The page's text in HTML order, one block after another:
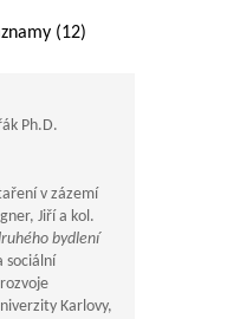
(12)
Ph.D.
v zázemí
Jiří a kol.
bydlení
sociální
Karlovy,